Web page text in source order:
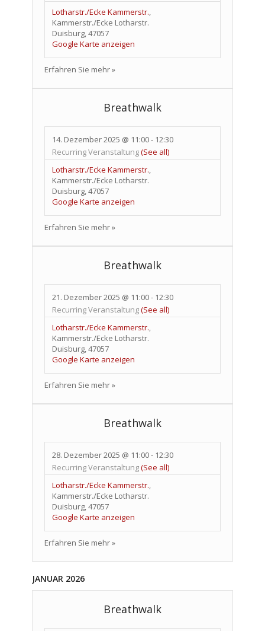
Lotharstr./Ecke Kammerstr.,
Kammerstr./Ecke Lotharstr.
Duisburg,47057
Google Karte anzeigen
Erfahren Sie mehr »
Breathwalk
14. Dezember 2025 @ 11:00- 12:30
Recurring Veranstaltung(See all)
Lotharstr./Ecke Kammerstr.,
Kammerstr./Ecke Lotharstr.
Duisburg,47057
Google Karte anzeigen
Erfahren Sie mehr »
Breathwalk
21. Dezember 2025 @ 11:00- 12:30
Recurring Veranstaltung(See all)
Lotharstr./Ecke Kammerstr.,
Kammerstr./Ecke Lotharstr.
Duisburg,47057
Google Karte anzeigen
Erfahren Sie mehr »
Breathwalk
28. Dezember 2025 @ 11:00- 12:30
Recurring Veranstaltung(See all)
Lotharstr./Ecke Kammerstr.,
Kammerstr./Ecke Lotharstr.
Duisburg,47057
Google Karte anzeigen
Erfahren Sie mehr »
JANUAR 2026
Breathwalk